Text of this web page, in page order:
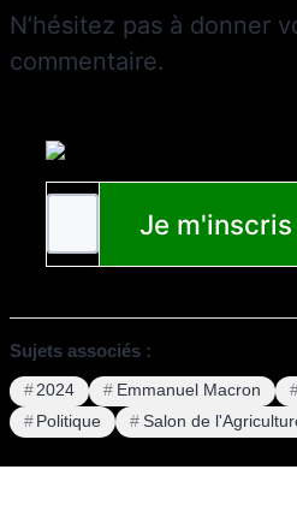
N’hésitez pas à donner
commentaire.
Sujets associés :
2024 Emmanuel Macron
Politique
Salon de